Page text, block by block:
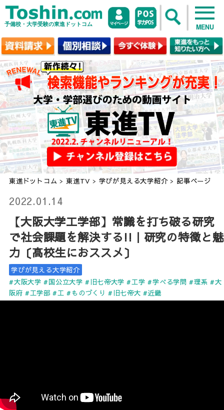
予備校・大学受験の東進ドットコム MENU
東進ドットコム > 東進TV > 学びが見える大学紹介> 記事ページ
2022.01.14
【大阪大学工学部】常識を打ち破る研究
で社会課題を解決する!!｜研究の特徴と魅
力〔高校生におススメ〕
学びが見える大学紹介
#大阪大学 #国公立大学 #旧七帝大学 #工学 #学べる学問 #理系 #大
阪府 #工学部 #工 #ものづくり #旧七帝大 #近畿